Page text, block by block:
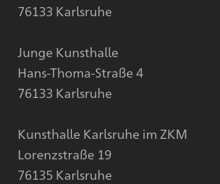
76133 Karlsruhe
Junge Kunsthalle
Hans-Thoma-Straße 4
76133 Karlsruhe
Kunsthalle Karlsruhe im ZKM
Lorenzstraße 19
76135 Karlsruhe